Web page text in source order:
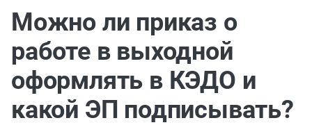
05.08
#новости
Можно ли приказ о
работе в выходной
оформлять в КЭДО и
какой ЭП подписывать?